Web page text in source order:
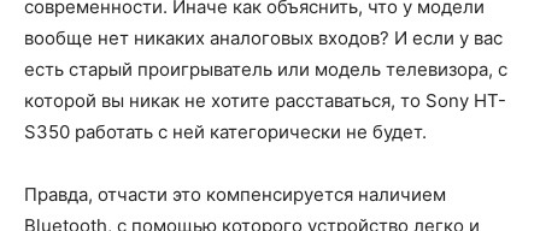
современности. Иначе как объяснить, что у модели
вообще нет никаких аналоговых входов? И если у вас
есть старый проигрыватель или модель телевизора, с
которой вы никак не хотите расставаться, то Sony HT-
S350 работать с ней категорически не будет.
Правда, отчасти это компенсируется наличием
Bluetooth, с помощью которого устройство легко и